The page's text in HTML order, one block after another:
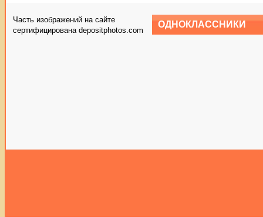
Часть изображений на сайте
сертифицирована depositphotos.com
ОДНОКЛАССНИКИ